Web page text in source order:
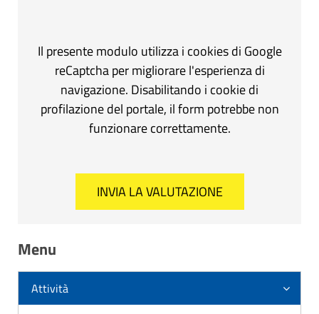
Il presente modulo utilizza i cookies di Google
reCaptcha per migliorare l'esperienza di
navigazione. Disabilitando i cookie di
profilazione del portale, il form potrebbe non
funzionare correttamente.
Menu
Attività